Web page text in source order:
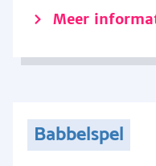
Meer
Babbelspel